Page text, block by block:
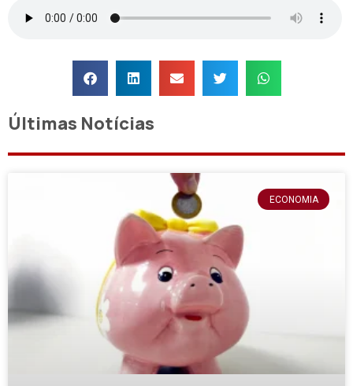
Últimas Notícias
ECONOMIA